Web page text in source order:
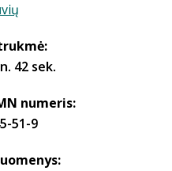
42 sek.
numeris:
51-9